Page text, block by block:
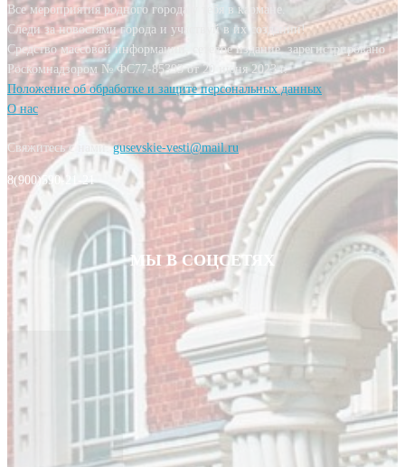
Все мероприятия родного города у тебя в кармане.
Следи за новостями города и участвуй в их создании!
Средство массовой информации, сетевое издание, зарегистрировано
Роскомнадзором № ФС77-85393 от 20 июня 2023 г.
Положение об обработке и защите персональных данных
О нас
Свяжитесь с нами:gusevskie-vesti@mail.ru
8(900)590-21-21
МЫ В СОЦСЕТЯХ